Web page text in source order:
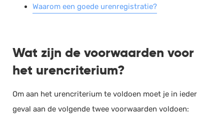
Waarom een goede urenregistratie?
Wat zijn de voorwaarden voor
het urencriterium?
Om aan het urencriterium te voldoen moet je in ieder
geval aan de volgende twee voorwaarden voldoen: